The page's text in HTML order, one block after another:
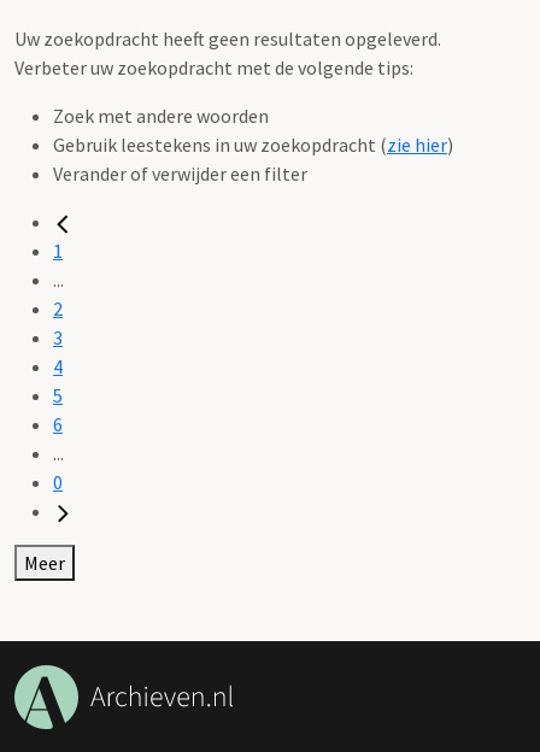
Uw zoekopdracht heeft geen resultaten opgeleverd.
Verbeter uw zoekopdracht met de volgende tips:
Zoek met andere woorden
Gebruik leestekens in uw zoekopdracht (zie hier)
Verander of verwijder een filter
1
...
2
3
4
5
6
...
0
Meer